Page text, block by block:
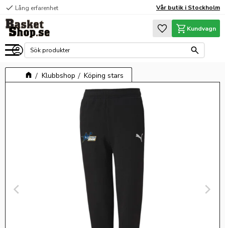
Meny
check Lång erfarenhet Vår butik i Stockholm
Favoriter
Kundvagn
Klubbshop Köping stars